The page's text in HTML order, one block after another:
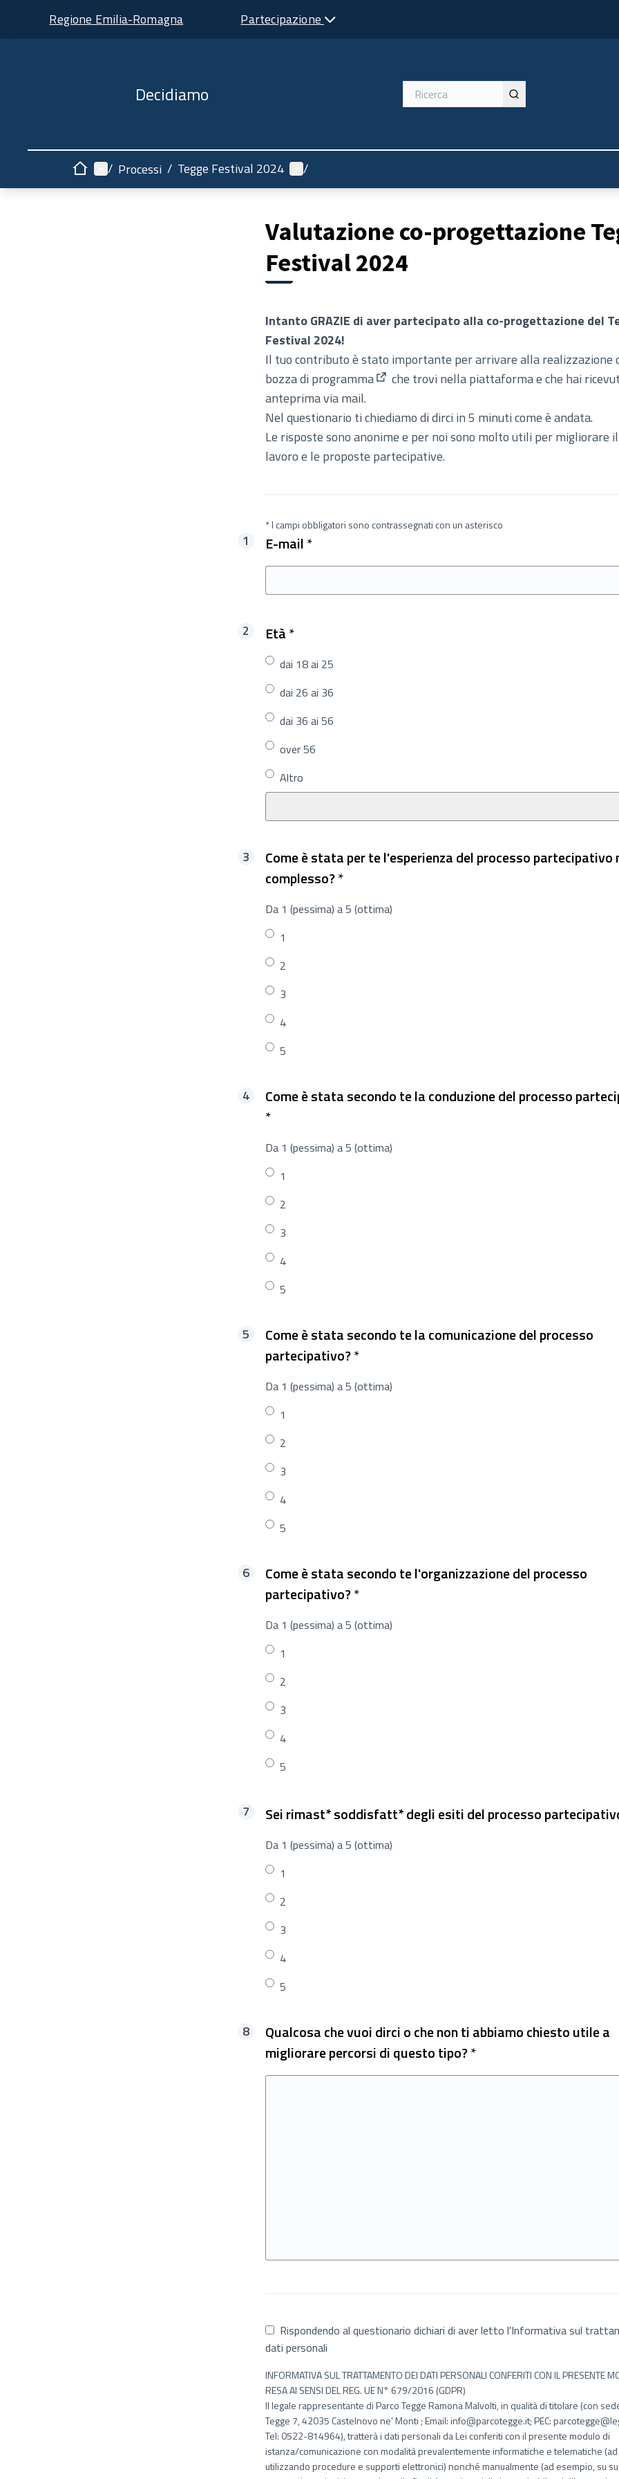
Regione Emilia-Romagna Partecipazione
Decidiamo
HomeMenù principale
/ Processi / Tegge Festival 2024 Menù utente
/
Valutazione co-progettazione
Festival 2024
Intanto GRAZIE di aver partecipato alla co-progettazione del
Festival 2024!
Il tuo contributo è stato importante per arrivare alla realizzazione
bozza di programma
(Apre in una nuova scheda)
che trovi nella piattaforma e che hai
anteprima via mail.
Nel questionario ti chiediamo di dirci in 5 minuti come è andata.
Le risposte sono anonime e per noi sono molto utili per migliorare
lavoro e le proposte partecipative.
* I campi obbligatori sono contrassegnati con un asterisco
E-mail*Richiesto
Età*Richiesto
dai 18 ai 25
dai 26 ai 36
dai 36 ai 56
over 56
Altro
Come è stata per te l'esperienza del processo partecipativo
complesso?*Richiesto
Da 1 (pessima) a 5 (ottima)
1
2
3
4
5
Come è stata secondo te la conduzione del processo
*Richiesto
Da 1 (pessima) a 5 (ottima)
1
2
3
4
5
Come è stata secondo te la comunicazione del processo
partecipativo?*Richiesto
Da 1 (pessima) a 5 (ottima)
1
2
3
4
5
Come è stata secondo te l'organizzazione del processo
partecipativo?*Richiesto
Da 1 (pessima) a 5 (ottima)
1
2
3
4
5
Sei rimast* soddisfatt* degli esiti del processo
Da 1 (pessima) a 5 (ottima)
1
2
3
4
5
Qualcosa che vuoi dirci o che non ti abbiamo chiesto utile a
migliorare percorsi di questo tipo?*Richiesto
Rispondendo al questionario dichiari di aver letto l'Informativa sul
dati personali
INFORMATIVA SUL TRATTAMENTO DEI DATI PERSONALI CONFERITI CON IL PRESENTE
RESA AI SENSI DEL REG. UE N° 679/2016 (GDPR)
Il legale rappresentante di Parco Tegge Ramona Malvolti, in qualità di titolare (con
Tegge 7, 42035 Castelnovo ne’ Monti ; Email: info@parcotegge.it; PEC:
Tel: 0522-814964), tratterà i dati personali da Lei conferiti con il presente modulo di
istanza/comunicazione con modalità prevalentemente informatiche e telematiche
utilizzando procedure e supporti elettronici) nonché manualmente (ad esempio, su